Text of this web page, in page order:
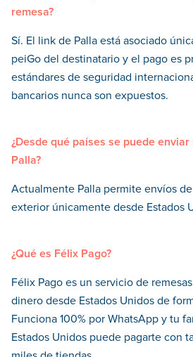
remesa?
Sí. El link de Palla está asociado
peiGo del destinatario y el pago es
estándares de seguridad
bancarios nunca son expuestos.
¿Desde qué países se puede
Palla?
Actualmente Palla permite envíos
exterior únicamente desde Estados
¿Qué es Félix Pago?
Félix Pago es un servicio de
dinero desde Estados Unidos de
Funciona 100% por WhatsApp y tu
Estados Unidos puede pagarte con